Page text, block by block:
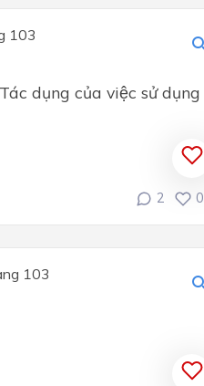
103
dụng của việc sử dụng
2 0
103